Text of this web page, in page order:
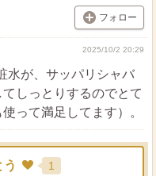
フォロー
2025/10/2 20:29
水が、サッパリシャバ
しっとりするのでとて
って満足してます）。
う 1